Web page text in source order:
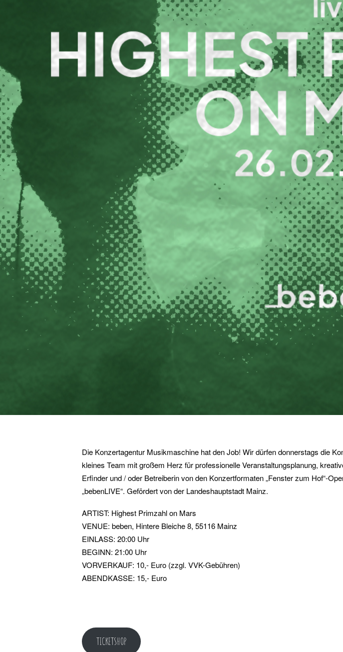
Die Konzertagentur Musikmaschine hat den Job! Wir dürfen donnerstags die
kleines Team mit großem Herz für professionelle Veranstaltungsplanung,
Erfinder und / oder Betreiberin von den Konzertformaten „Fenster zum Hof“-
„bebenLIVE“. Gefördert von der Landeshauptstadt Mainz.
ARTIST: Highest Primzahl on Mars
VENUE: beben, Hintere Bleiche 8, 55116 Mainz
EINLASS: 20:00 Uhr
BEGINN: 21:00 Uhr
VORVERKAUF: 10,- Euro (zzgl. VVK-Gebühren)
ABENDKASSE: 15,- Euro
TICKETSHOP